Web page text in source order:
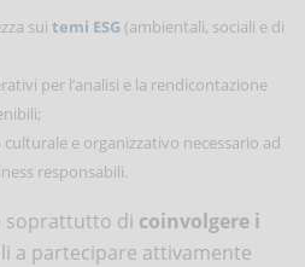
sui temi ESG (ambientali, sociali e di
per l’analisi e la rendicontazione
e organizzativo necessario ad
responsabili.
soprattutto di coinvolgere i
a partecipare attivamente